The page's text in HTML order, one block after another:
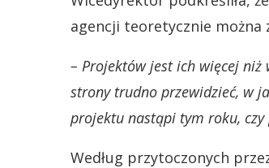
agencji teoretycznie można
– Projektów jest ich więcej niż
strony trudno przewidzieć, w
projektu nastąpi tym roku, czy
Według przytoczonych